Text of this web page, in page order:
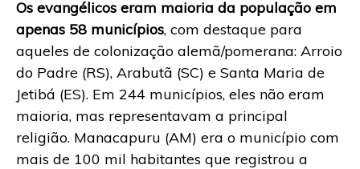
Os evangélicos eram maioria da população em
apenas 58 municípios, com destaque para
aqueles de colonização alemã/pomerana: Arroio
do Padre (RS), Arabutã (SC) e Santa Maria de
Jetibá (ES). Em 244 municípios, eles não eram
maioria, mas representavam a principal
religião. Manacapuru (AM) era o município com
mais de 100 mil habitantes que registrou a